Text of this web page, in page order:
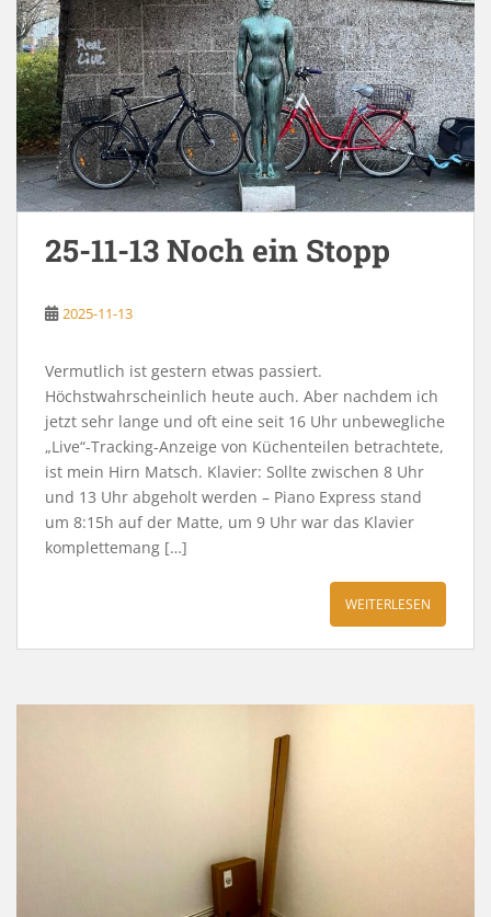
25-11-13 Noch ein Stopp
2025-11-13
Vermutlich ist gestern etwas passiert.
Höchstwahrscheinlich heute auch. Aber nachdem ich
jetzt sehr lange und oft eine seit 16 Uhr unbewegliche
„Live“-Tracking-Anzeige von Küchenteilen betrachtete,
ist mein Hirn Matsch. Klavier: Sollte zwischen 8 Uhr
und 13 Uhr abgeholt werden – Piano Express stand
um 8:15h auf der Matte, um 9 Uhr war das Klavier
komplettemang […]
WEITERLESEN